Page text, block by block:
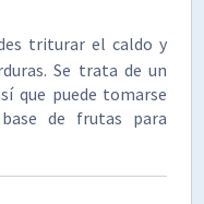
triturar el caldo y
Se trata de un
que puede tomarse
de frutas para